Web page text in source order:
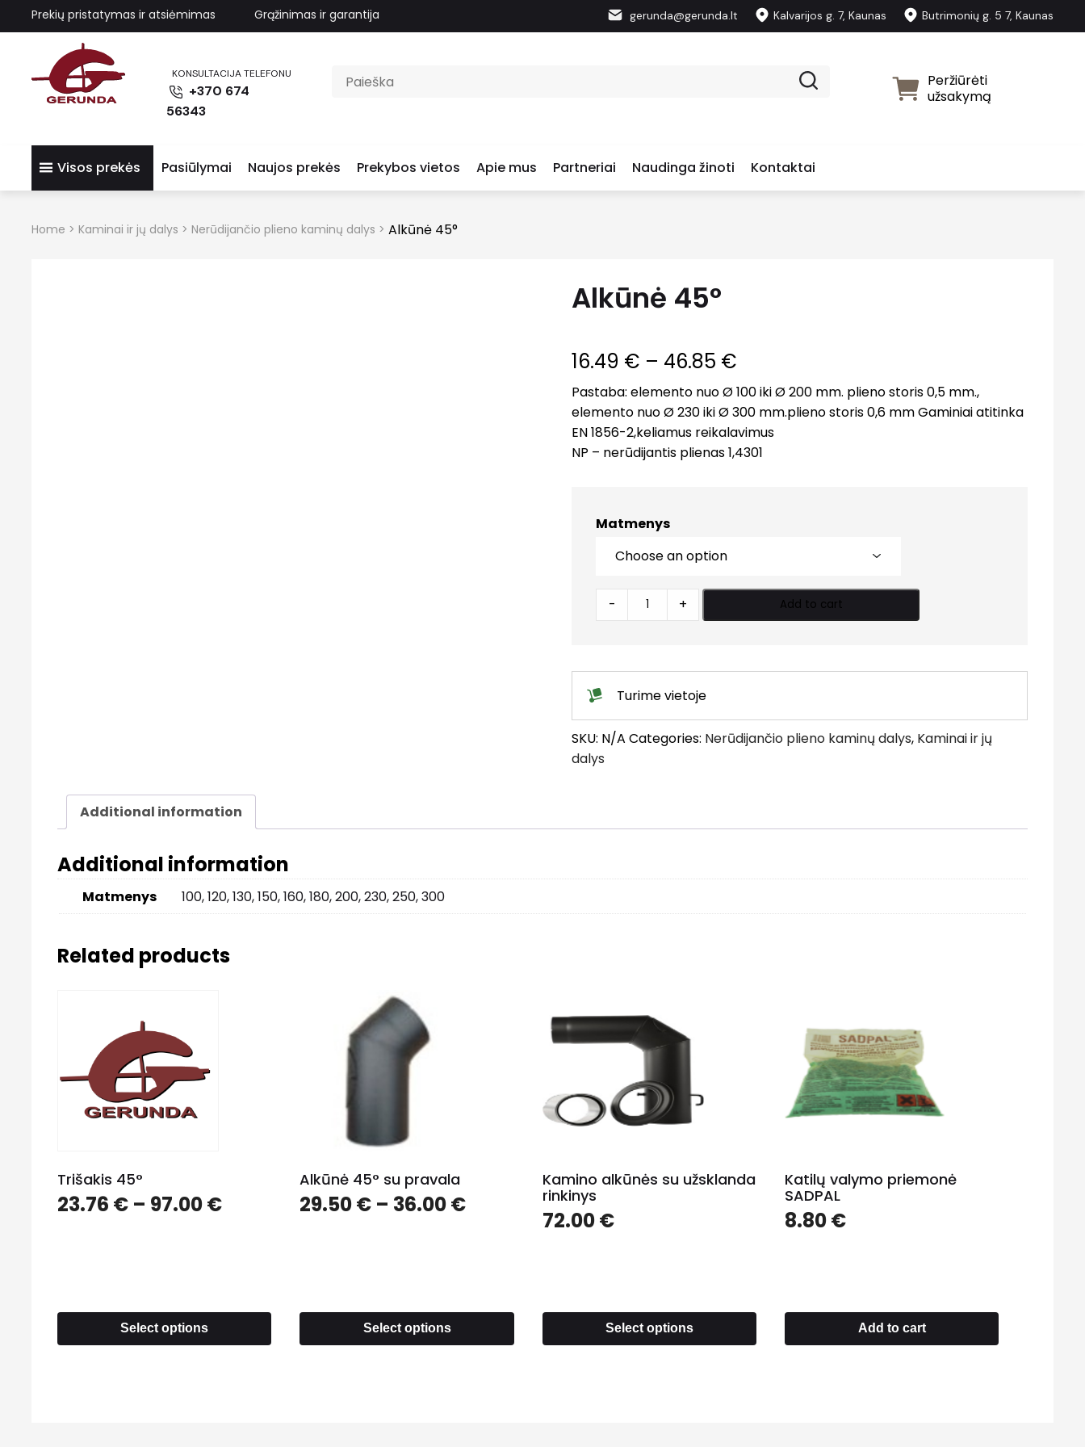
Prekių pristatymas ir atsiėmimas Grąžinimas ir garantija gerunda@gerunda.lt Kalvarijos g. 7, Kaunas Butrimonių g. 5 7, Kaunas
KONSULTACIJA TELEFONU
+370 674
56343
Peržiūrėti
užsakymą
Visos prekės Pasiūlymai Naujos prekės Prekybos vietos Apie mus Partneriai Naudinga žinoti Kontaktai
Home > Kaminai ir jų dalys > Nerūdijančio plieno kaminų dalys > Alkūnė 45°
Alkūnė 45°
16.49 € – 46.85 €
Pastaba: elemento nuo Ø 100 iki Ø 200 mm. plieno storis 0,5 mm.,
elemento nuo Ø 230 iki Ø 300 mm.plieno storis 0,6 mm Gaminiai atitinka
EN 1856-2,keliamus reikalavimus
NP – nerūdijantis plienas 1,4301
Matmenys
45°
- + Add to cart
Turime vietoje
SKU: N/A Categories: Nerūdijančio plieno kaminų dalys, Kaminai ir jų
dalys
Additional information
Additional information
Matmenys 100, 120, 130, 150, 160, 180, 200, 230, 250, 300
Related products
Trišakis 45°
23.76 € – 97.00€
Select options
Alkūnė 45° su pravala
29.50€ – 36.00€
Select options
Kamino alkūnės su užsklanda
rinkinys
72.00€
Select options
Katilų valymo priemonė
SADPAL
8.80€
Add to cart